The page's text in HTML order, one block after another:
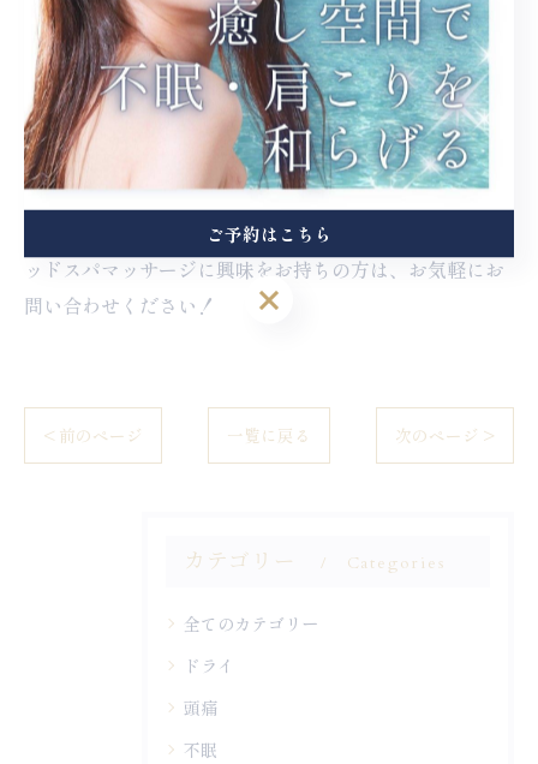
福岡市でヘッドスパなら、「GRANDBLUE／ドライヘ
ッドスパサロン」へ！ 福岡県福岡市の香椎神宮駅より徒
歩5分の女性専用リラクゼーションサロンです。オーダ
ーメイドのアロマで癒されながらドライヘッドスパを楽
しめるお店となっており、不眠やストレス、慢性的な疲
労に悩まれている方にぴったりです。 福岡市エリアでヘ
ッドスパマッサージに興味をお持ちの方は、お気軽にお
問い合わせください！
< 前のページ 一覧に戻る 次のページ >
カテゴリー Categories
全てのカテゴリー
ドライ
頭痛
不眠
ご予約はこちら
ご予約はこちら